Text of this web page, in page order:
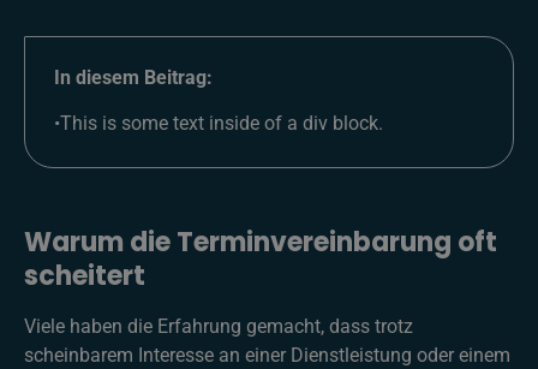
In diesem Beitrag:
•This is some text inside of a div block.
Warum die Terminvereinbarung oft
scheitert
Viele haben die Erfahrung gemacht, dass trotz
scheinbarem Interesse an einer Dienstleistung oder einem